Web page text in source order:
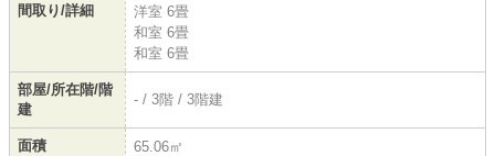
間取り/詳細
洋室 6畳
和室 6畳
和室 6畳
部屋/所在階/階
建
- / 3階 / 3階建
面積 65.06㎡